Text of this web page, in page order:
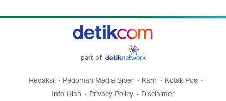
part of
Redaksi Pedoman Media Siber Karir
Kotak Pos
Info Iklan
Privacy Policy Disclaimer